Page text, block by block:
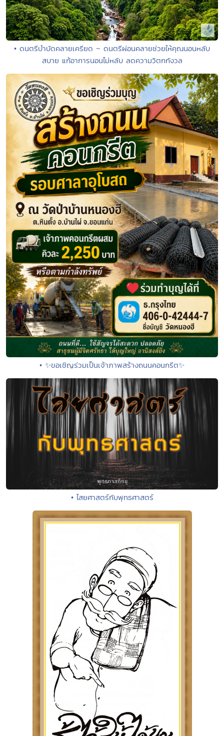
• ดนตรีบำบัดคลายเครียด ~ ดนตรีผ่อนคลายช่วยให้คุณนอนหลับ
สบาย แก้อาการนอนไม่หลับ ลดความวิตกกังวล
• ✨ขอเชิญร่วมเป็นเจ้าภาพสร้างถนนคอนกรีต✨
• ไสยศาสตร์กับพุทธศาสตร์